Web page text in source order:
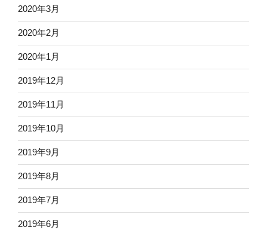
2020年3月
2020年2月
2020年1月
2019年12月
2019年11月
2019年10月
2019年9月
2019年8月
2019年7月
2019年6月